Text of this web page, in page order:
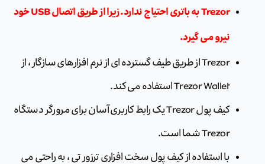
Trezor به باتری احتیاج ندارد. زیرا از طریق اتصال USB خود
نیرو می گیرد.
Trezor از طریق طیف گسترده ای از نرم افزارهای سازگار ، از
Trezor Wallet استفاده می کند.
کیف پول Trezor یک رابط کاربری آسان برای مرورگر دستگاه
Trezor شما است.
با استفاده از کیف پول سخت افزاری ترزور تی ، به راحتی می